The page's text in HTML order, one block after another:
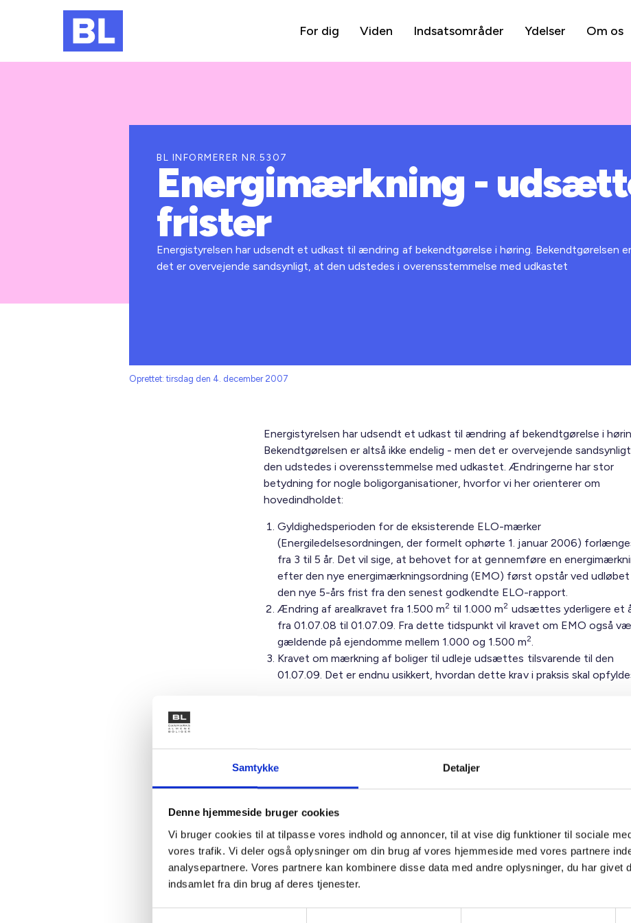
Samtykke Detaljer
Denne hjemmeside bruger cookies
Vi bruger cookies til at tilpasse vores indhold og annoncer, til at vise dig funktioner til sociale
vores trafik. Vi deler også oplysninger om din brug af vores hjemmeside med vores partnere
analysepartnere. Vores partnere kan kombinere disse data med andre oplysninger, du har givet
indsamlet fra din brug af deres tjenester.
For dig Viden Indsatsområder Ydelser Om os
BL INFORMERER NR.5307
Energimærkning -
frister
Energistyrelsen har udsendt et udkast til ændring af bekendtgørelse i høring. Bekendtgørelsen
det er overvejende sandsynligt, at den udstedes i overensstemmelse med udkastet
Oprettet: tirsdag den 4. december 2007
Energistyrelsen har udsendt et udkast til ændring af bekendtgørelse i
Bekendtgørelsen er altså ikke endelig - men det er overvejende
den udstedes i overensstemmelse med udkastet. Ændringerne har stor
betydning for nogle boligorganisationer, hvorfor vi her orienterer om
hovedindholdet:
Gyldighedsperioden for de eksisterende ELO-mærker
(Energiledelsesordningen, der formelt ophørte 1. januar 2006)
fra 3 til 5 år. Det vil sige, at behovet for at gennemføre en
efter den nye energimærkningsordning (EMO) først opstår ved
den nye 5-års frist fra den senest godkendte ELO-rapport.
Ændring af arealkravet fra 1.500 m2 til 1.000 m2 udsættes yderligere et
fra 01.07.08 til 01.07.09. Fra dette tidspunkt vil kravet om EMO også
gældende på ejendomme mellem 1.000 og 1.500 m2.
Kravet om mærkning af boliger til udleje udsættes tilsvarende til den
01.07.09. Det er endnu usikkert, hvordan dette krav i praksis skal
Det er vores opfattelse, at der også hersker udbredt utilfredshed med
en utilfredshed BL også har fremført over for Energistyrelsen, og at
udsættelsen også kan give anledning til andre overvejelser om forenkling af
forretningsførerorganisationer sammen med BL vil forsøge at påvirke til
Energistyrelsen til ændringer og forenklinger af kravene, så den fremtidige
energimærkning bliver mere anvendelig til opnåelse af energibesparelser og
omkostningerne kommer til at stå i et mere rimeligt forhold til de mulige
fremtidige energibesparelser.
Med venlig hilsen